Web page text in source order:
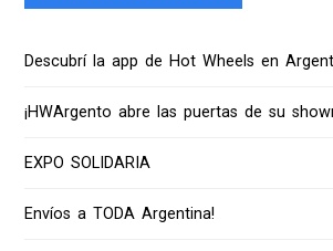
Descubrí la app de Hot Wheels en
¡HWArgento abre las puertas de su
EXPO SOLIDARIA
Envíos a TODA Argentina!